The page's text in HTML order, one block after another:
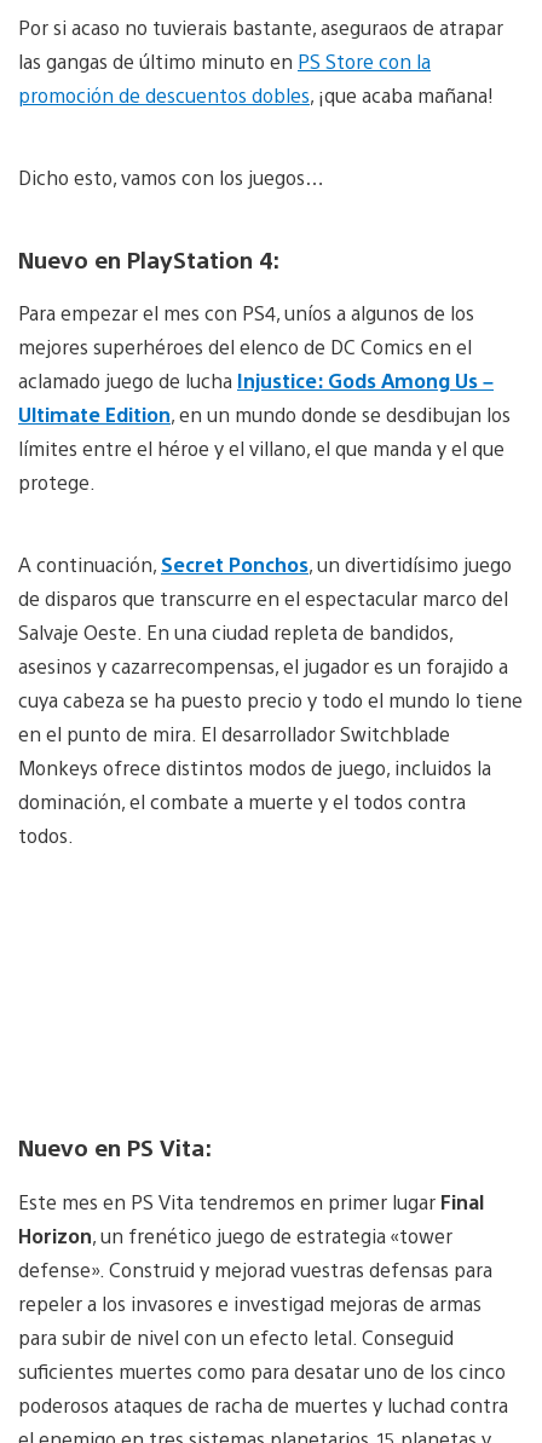
Por si acaso no tuvierais bastante, aseguraos de atrapar
las gangas de último minuto en PS Store con la
promoción de descuentos dobles, ¡que acaba mañana!
Dicho esto, vamos con los juegos…
Nuevo en PlayStation 4:
Para empezar el mes con PS4, uníos a algunos de los
mejores superhéroes del elenco de DC Comics en el
aclamado juego de lucha Injustice: Gods Among Us –
Ultimate Edition, en un mundo donde se desdibujan los
límites entre el héroe y el villano, el que manda y el que
protege.
A continuación, Secret Ponchos, un divertidísimo juego
de disparos que transcurre en el espectacular marco del
Salvaje Oeste. En una ciudad repleta de bandidos,
asesinos y cazarrecompensas, el jugador es un forajido a
cuya cabeza se ha puesto precio y todo el mundo lo tiene
en el punto de mira. El desarrollador Switchblade
Monkeys ofrece distintos modos de juego, incluidos la
dominación, el combate a muerte y el todos contra
todos.
Nuevo en PS Vita:
Este mes en PS Vita tendremos en primer lugar Final
Horizon, un frenético juego de estrategia «tower
defense». Construid y mejorad vuestras defensas para
repeler a los invasores e investigad mejoras de armas
para subir de nivel con un efecto letal. Conseguid
suficientes muertes como para desatar uno de los cinco
poderosos ataques de racha de muertes y luchad contra